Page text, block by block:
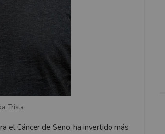
Trista
el Cáncer de Seno, ha invertido más